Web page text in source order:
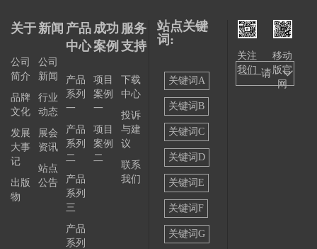
关于
公司
简介
品牌
文化
发展
大事
记
出版
物
新闻
公司
新闻
行业
动态
展会
资讯
站点
公告
产品
中心
产品
系列
一
产品
系列
二
产品
系列
三
产品
系列
成功
案例
项目
案例
一
项目
案例
二
服务
支持
下载
中心
投诉
与建
议
联系
我们
站点关键
词:
关键词A
关键词B
关键词C
关键词D
关键词E
关键词F
关键词G
关注
我们
移动
版官
网
——请